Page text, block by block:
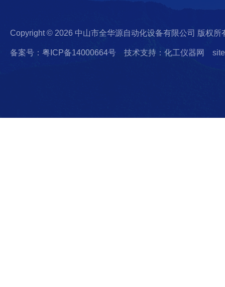
Copyright © 2026 中山市全华源自动化设备有限公司 版权所
备案号：粤ICP备14000664号 技术支持：化工仪器网